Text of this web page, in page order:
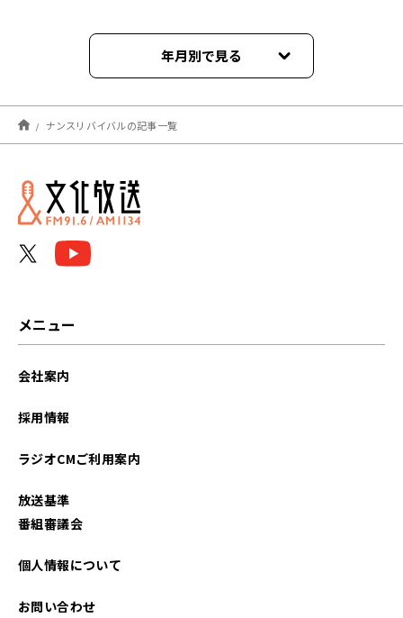
年月別で見る
2026年06月
2026年04月
2026年02月
2024年12月
ナンスリバイバルの記事一覧
メニュー
会社案内
採用情報
ラジオCMご利用案内
放送基準
番組審議会
個人情報について
お問い合わせ